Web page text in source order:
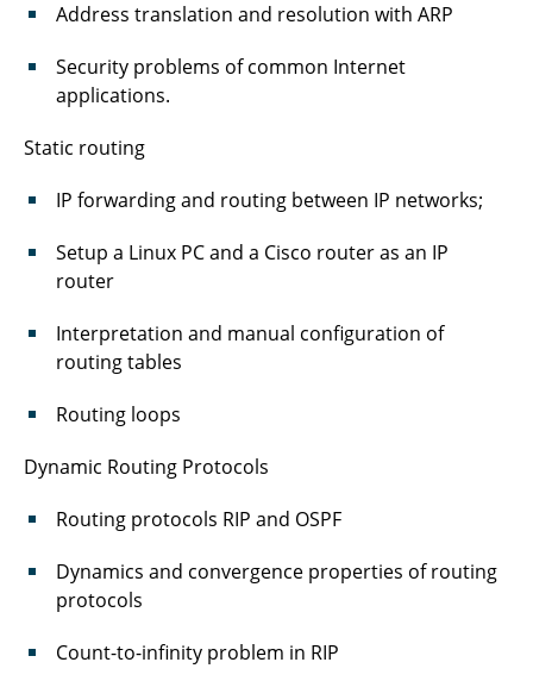
Address translation and resolution with ARP
Security problems of common Internet
applications.
Static routing
IP forwarding and routing between IP networks;
Setup a Linux PC and a Cisco router as an IP
router
Interpretation and manual configuration of
routing tables
Routing loops
Dynamic Routing Protocols
Routing protocols RIP and OSPF
Dynamics and convergence properties of routing
protocols
Count-to-infinity problem in RIP